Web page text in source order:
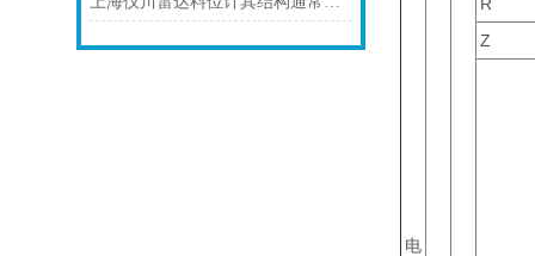
电
Z